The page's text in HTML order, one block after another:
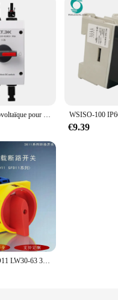
EKD7-Joli Photovoltaïque pour Isolation Solaire DC, Long Joli Extérieur, Poignée Rotative, Étanche IP66, 4P, 1000V, 32A, UKPM
€9.39
SK11-63A YMD11 LW30-63 3P 4P Fabricant Professionnel Fournisseur Joli Isolateur Déconnexion Charge Brise ON-OFF à distance Cam Switch